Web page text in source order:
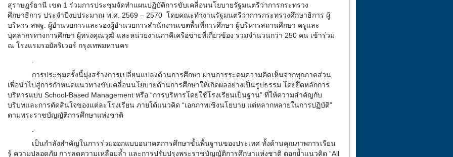
สุราษฎร์ธานี เขต 1 ร่วมการประชุมจัดทำแผนปฏิบัติการขับเคลื่อนนโยบายรัฐมนตรีว่าการกระทรวง
ศึกษาธิการ ประจำปีงบประมาณ พ.ศ. 2569 – 2570 โดยคณะทำงานรัฐมนตรีว่าการกระทรวงศึกษาธิการ ผู้
บริหาร สพฐ. ผู้อำนวยการและรองผู้อำนวยการสำนักงานเขตพื้นที่การศึกษา ผู้บริหารสถานศึกษา ครูและ
บุคลากรทางการศึกษา ผู้ทรงคุณวุฒิ และหน่วยงานภาคีเครือข่ายที่เกี่ยวข้อง รวมจำนวนกว่า 250 คน เข้าร่วม
ณ โรงแรมรอยัลริเวอร์ กรุงเทพมหานคร
การประชุมครั้งนี้มุ่งสร้างการเปลี่ยนแปลงด้านการศึกษา ผ่านการระดมความคิดเห็นจากทุกภาคส่วน
เพื่อนำไปสู่การกำหนดแนวทางขับเคลื่อนนโยบายด้านการศึกษาให้เกิดผลอย่างเป็นรูปธรรม โดยยึดหลักการ
บริหารแบบ School-Based Management หรือ “การบริหารโดยใช้โรงเรียนเป็นฐาน” ที่ให้ความสำคัญกับ
บริบทและการตัดสินใจของแต่ละโรงเรียน ภายใต้แนวคิด “เอกภาพเชิงนโยบาย แต่หลากหลายในการปฏิบัติ”
ตามพระราชบัญญัติการศึกษาแห่งชาติ
เป็นกำลังสำคัญในการร่วมออกแบบอนาคตการศึกษาขั้นพื้นฐานของประเทศ ทั้งด้านคุณภาพการเรียน
รู้ ความปลอดภัย การลดความเหลื่อมล้ำ และการปรับปรุงพระราชบัญญัติการศึกษาแห่งชาติ ตอกย้ำแนวคิด “All